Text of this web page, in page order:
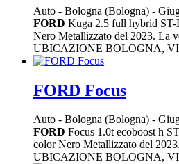
Auto - Bologna (Bologna) -
FORD Kuga 2.5 full hybrid
Nero Metallizzato del 2023. La
UBICAZIONE BOLOGNA,
FORD Focus
Auto - Bologna (Bologna) -
FORD Focus 1.0t ecoboost h
color Nero Metallizzato del
UBICAZIONE BOLOGNA,